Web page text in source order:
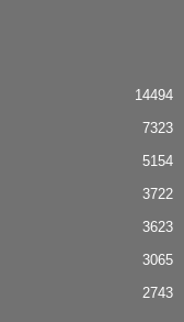
14494
7323
5154
3722
3623
3065
2743